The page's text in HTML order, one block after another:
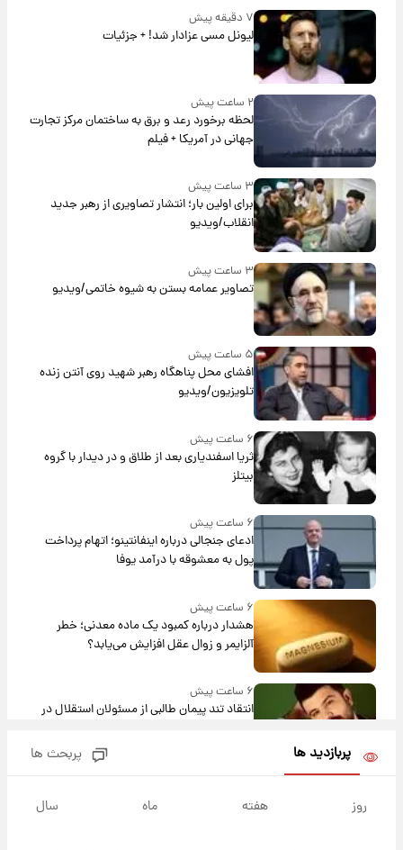
۷ دقیقه پیش
لیونل مسی عزادار شد! + جزئیات
۲ ساعت پیش
لحظه برخورد رعد و برق به ساختمان مرکز تجارت
جهانی در آمریکا + فیلم
۳ ساعت پیش
برای اولین بار؛ انتشار تصاویری از رهبر جدید
انقلاب/ویدیو
۳ ساعت پیش
تصاویر عمامه بستن به شیوه خاتمی/ویدیو
۵ ساعت پیش
افشای محل پناهگاه‌ رهبر شهید روی آنتن زنده
تلویزیون/ویدیو
۶ ساعت پیش
ثریا اسفندیاری بعد از طلاق و در دیدار با گروه
بیتلز
۶ ساعت پیش
ادعای جنجالی درباره اینفانتینو؛ اتهام پرداخت
پول به معشوقه با درآمد یوفا
۶ ساعت پیش
هشدار درباره کمبود یک ماده معدنی؛ خطر
آلزایمر و زوال عقل افزایش می‌یابد؟
۶ ساعت پیش
انتقاد تند پیمان طالبی از مسئولان استقلال در
مرداد ۱۴۰۵ +جدول
پربازدید ها پربحث ها
روز هفته ماه سال